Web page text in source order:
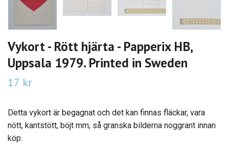
Vykort - Rött hjärta - Papperix HB,
Uppsala 1979. Printed in Sweden
17 kr
Detta vykort är begagnat och det kan finnas fläckar, vara
nött, kantstött, böjt mm, så granska bilderna noggrant innan
köp.